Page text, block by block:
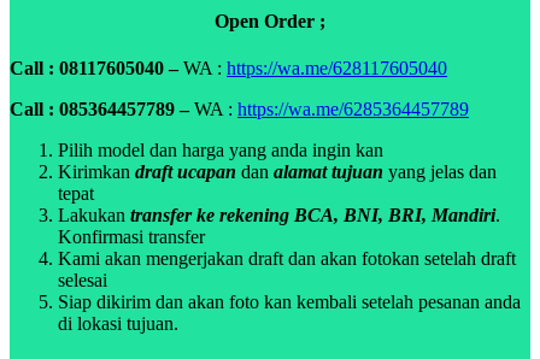
Open Order ;
Call : 08117605040 –WA : https://wa.me/628117605040
Call : 085364457789 –WA : https://wa.me/6285364457789
Pilih model dan harga yang anda ingin kan
Kirimkan draft ucapan dan alamat tujuan yang jelas dan
tepat
Lakukan transfer ke rekening BCA, BNI, BRI, Mandiri.
Konfirmasi transfer
Kami akan mengerjakan draft dan akan fotokan setelah draft
selesai
Siap dikirim dan akan foto kan kembali setelah pesanan anda
di lokasi tujuan.